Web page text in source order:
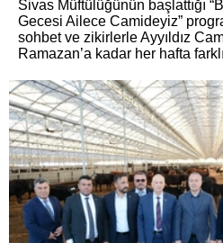
Sivas Müftülüğünün başlattığı
Gecesi Ailece Camideyiz”
sohbet ve zikirlerle Ayyıldız
Ramazan’a kadar her hafta